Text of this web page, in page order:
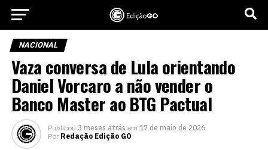
NACIONAL
Vaza conversa de Lula orientando
Daniel Vorcaro a não vender o
Banco Master ao BTG Pactual
Publicou 3 meses atrás em 17 de maio de 2026
Por Redação Edição GO